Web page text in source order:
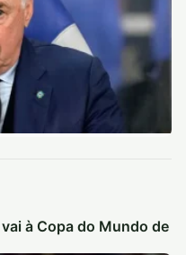
à Copa do Mundo de